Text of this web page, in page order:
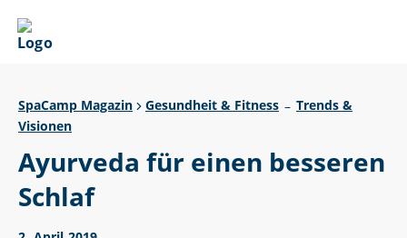
SpaCamp Magazin Gesundheit & Fitness – Trends &
Visionen
Ayurveda für einen besseren
Schlaf